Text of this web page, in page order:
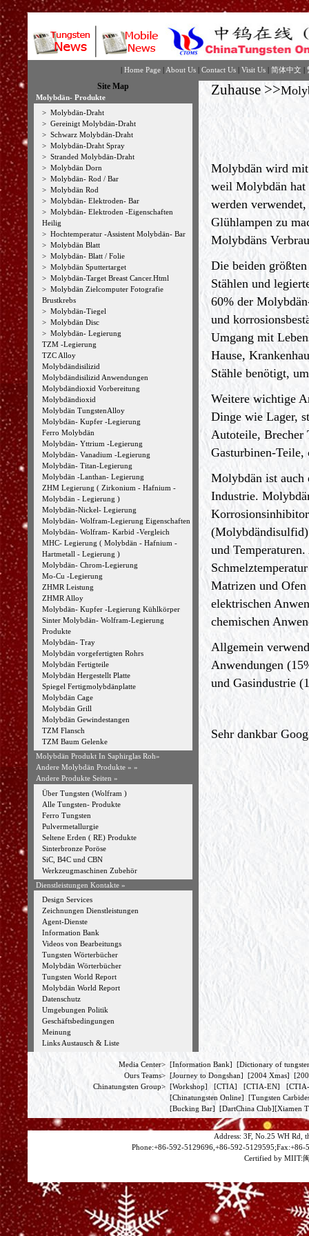
| Home Page | About Us | Contact Us | Visit Us | 简体中文 |
Site Map
Molybdän- Produkte
> Molybdän-Draht
> Gereinigt Molybdän-Draht
> Schwarz Molybdän-Draht
> Molybdän-Draht Spray
> Stranded Molybdän-Draht
> Molybdän Dorn
> Molybdän- Rod / Bar
> Molybdän Rod
> Molybdän- Elektroden- Bar
> Molybdän- Elektroden -Eigenschaften
Heilig
> Hochtemperatur -Assistent Molybdän- Bar
> Molybdän Blatt
> Molybdän- Blatt / Folie
> Molybdän Sputtertarget
> Molybdän-Target Breast Cancer.Html
> Molybdän Zielcomputer Fotografie
Brustkrebs
> Molybdän-Tiegel
> Molybdän Disc
> Molybdän- Legierung
TZM -Legierung
TZC Alloy
Molybdändisilizid
Molybdändisilizid Anwendungen
Molybdändioxid Vorbereitung
Molybdändioxid
Molybdän TungstenAlloy
Molybdän- Kupfer -Legierung
Ferro Molybdän
Molybdän- Yttrium -Legierung
Molybdän- Vanadium -Legierung
Molybdän- Titan-Legierung
Molybdän -Lanthan- Legierung
ZHM Legierung ( Zirkonium - Hafnium -
Molybdän - Legierung )
Molybdän-Nickel- Legierung
Molybdän- Wolfram-Legierung Eigenschaften
Molybdän- Wolfram- Karbid -Vergleich
MHC- Legierung ( Molybdän - Hafnium -
Hartmetall - Legierung )
Molybdän- Chrom-Legierung
Mo-Cu -Legierung
ZHMR Leistung
ZHMR Alloy
Molybdän- Kupfer -Legierung Kühlkörper
Sinter Molybdän- Wolfram-Legierung
Produkte
Molybdän- Tray
Molybdän vorgefertigten Rohrs
Molybdän Fertigteile
Molybdän Hergestellt Platte
Spiegel Fertigmolybdänplatte
Molybdän Cage
Molybdän Grill
Molybdän Gewindestangen
TZM Flansch
TZM Baum Gelenke
Molybdän Produkt In Saphirglas Roh»
Andere Molybdän Produkte » »
Andere Produkte Seiten »
Über Tungsten (Wolfram )
Alle Tungsten- Produkte
Ferro Tungsten
Pulvermetallurgie
Seltene Erden ( RE) Produkte
Sinterbronze Poröse
SiC, B4C und CBN
Werkzeugmaschinen Zubehör
Dienstleistungen Kontakte »
Design Services
Zeichnungen Dienstleistungen
Agent-Dienste
Information Bank
Videos von Bearbeitungs
Tungsten Wörterbücher
Molybdän Wörterbücher
Tungsten World Report
Molybdän World Report
Datenschutz
Umgebungen Politik
Geschäftsbedingungen
Meinung
Links Austausch & Liste
Zuhause >>
Molybdän wird mit
weil Molybdän hat
werden
Glühlampen zu
Molybdäns
Die beiden
Stählen und
60% der
und
Umgang mit
Hause,
Stähle benötigt,
Weitere wichtige
Dinge wie Lager,
Autoteile, Brecher
Gasturbinen-Teile,
Molybdän ist
Industrie.
(Molybdändisulfid)
und
Matrizen und
elektrischen
chemischen
Allgemein
Anwendungen
und Gasindustrie
Sehr dankbar
Media Center> [Information Bank] [Dictionary of
Ours Teams> [Journey to Dongshan] [2004 Xmas] [
Chinatungsten Group> [Workshop] [CTIA] [CTIA-EN] [
[Chinatungsten Online] [Tungsten
[Bucking Bar] [DartChina Club][Xiamen
Address: 3F, No.25 WH Rd,
Phone:+86-592-5129696,+86-592-
Certified by MIIT: